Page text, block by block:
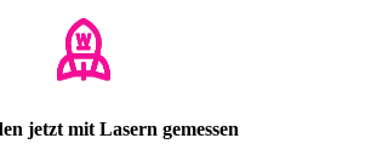
jetzt mit Lasern gemessen